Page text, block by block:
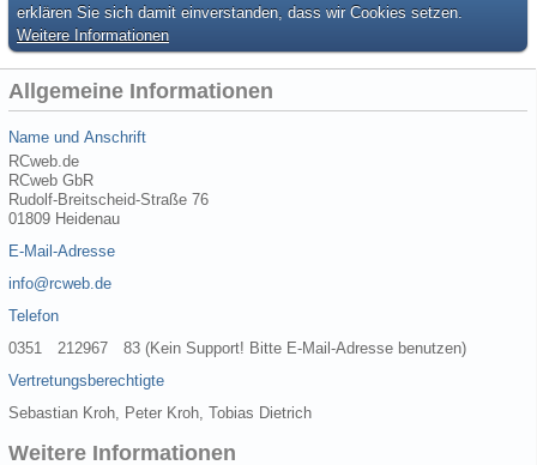
erklären Sie sich damit einverstanden, dass wir Cookies setzen.
Weitere Informationen
Allgemeine Informationen
Name und Anschrift
RCweb.de
RCweb GbR
Rudolf-Breitscheid-Straße 76
01809 Heidenau
E-Mail-Adresse
info@rcweb.de
Telefon
0351 212967 83 (Kein Support! Bitte E-Mail-Adresse benutzen)
Vertretungsberechtigte
Sebastian Kroh, Peter Kroh, Tobias Dietrich
Weitere Informationen